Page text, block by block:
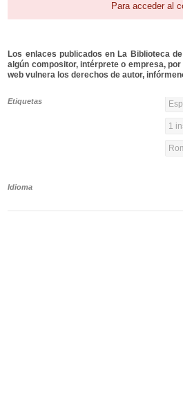
Para acceder al
Los enlaces publicados en La Biblioteca
algún compositor, intérprete o empresa,
web vulnera los derechos de autor,
Etiquetas
1
Idioma